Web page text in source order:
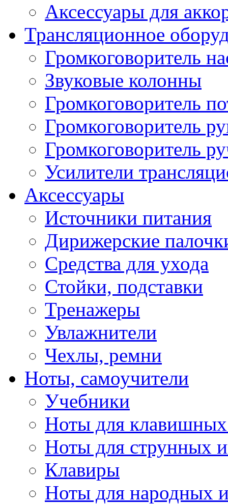
Аксессуары для
Трансляционное
Громкоговоритель
Звуковые колонны
Громкоговоритель
Громкоговоритель
Громкоговоритель
Усилители
Аксессуары
Источники питания
Дирижерские
Средства для ухода
Стойки, подставки
Тренажеры
Увлажнители
Чехлы, ремни
Ноты, самоучители
Учебники
Ноты для клавишных
Ноты для струнных
Клавиры
Ноты для народных